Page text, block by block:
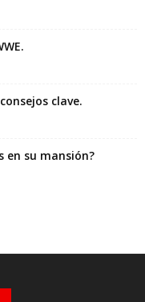
clave.
en su mansión?